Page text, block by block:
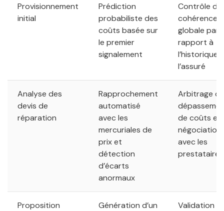
Provisionnement
initial
Prédiction
probabiliste des
coûts basée sur
le premier
signalement
Contrôle de
cohérence
globale par
rapport à
l’historique
l’assuré
Analyse des
devis de
réparation
Rapprochement
automatisé
avec les
mercuriales de
prix et
détection
d’écarts
anormaux
Arbitrage
de coûts et
négociation
avec les
prestataires
Proposition
Génération d’un
Validation